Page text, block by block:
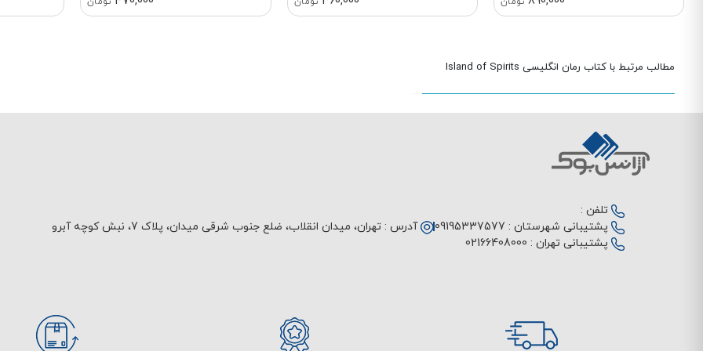
مطالب مرتبط با کتاب رمان انگلیسی Island of Spirits
تلفن :
پشتیبانی شهرستان : 09195337577
پشتیبانی تهران : 02166408000
آدرس : تهران، میدان انقلاب، ضلع جنوب شرقی میدان، پلاک 7، نبش کوچه آبرو